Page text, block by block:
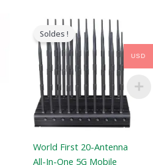
Soldes !
World First 20-Antenna
All-In-One 5G Mobile
Le
prix
original
était
:
$1,399.00.
Le
prix
actuel
est
:
$749.99.
USD